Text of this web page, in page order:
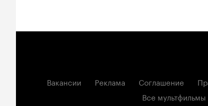
Вакансии Реклама Соглашение
Все мультфильмы